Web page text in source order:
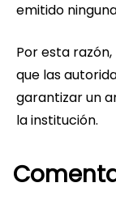
emitido
Por esta
que las
garantizar un
la institución.